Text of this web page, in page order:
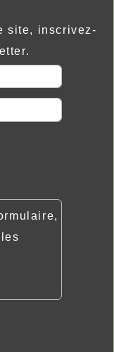
site, inscrivez-